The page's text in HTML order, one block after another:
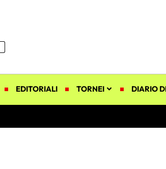
EDITORIALI TORNEI DIARIO